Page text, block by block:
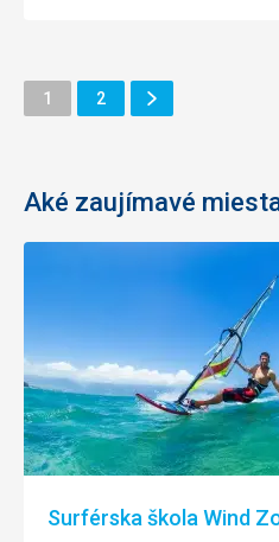
Stránka
1 Stránka
2
Ďalšie
Stránka
Aké zaujímavé
Surférska škola Wind
lode
Cabo
Santa
Maria
V
roku
stroskotala
korytnačiek
Kvapederské
ostrovy
predstavujú
lokalitu,
kde
tretia